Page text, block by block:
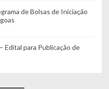
de Bolsas de Iniciação
Edital para Publicação de